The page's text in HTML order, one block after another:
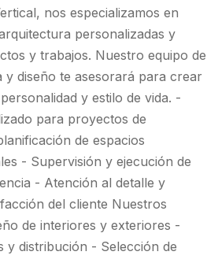
nos especializamos en
personalizadas y
y trabajos. Nuestro equipo de
diseño te asesorará para crear
y estilo de vida. -
para proyectos de
de espacios
- Supervisión y ejecución de
- Atención al detalle y
del cliente Nuestros
de interiores y exteriores -
y distribución - Selección de